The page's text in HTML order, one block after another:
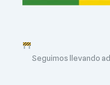
Seguimos llevando